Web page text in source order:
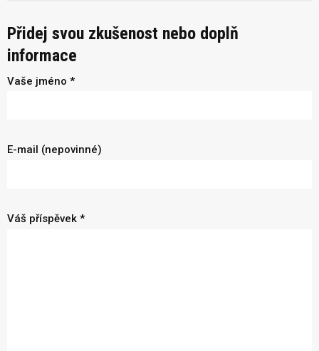
Přidej svou zkušenost nebo doplň
informace
Vaše jméno *
E-mail (nepovinné)
Váš příspěvek *